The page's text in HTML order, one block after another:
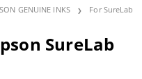
GENUINE INKS
For SureLab
SureLab